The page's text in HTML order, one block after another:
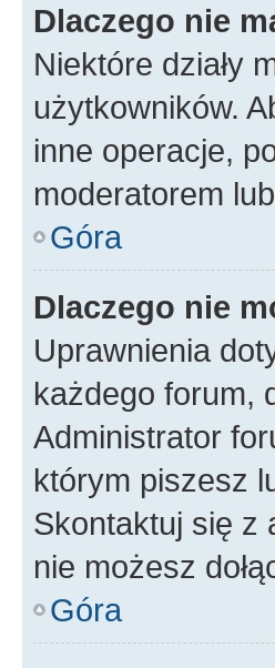
Dlaczego nie
Niektóre działy
użytkowników.
inne operacje,
moderatorem
Góra
Dlaczego nie
Uprawnienia
każdego forum,
Administrator
którym piszesz
Skontaktuj się z
nie możesz
Góra